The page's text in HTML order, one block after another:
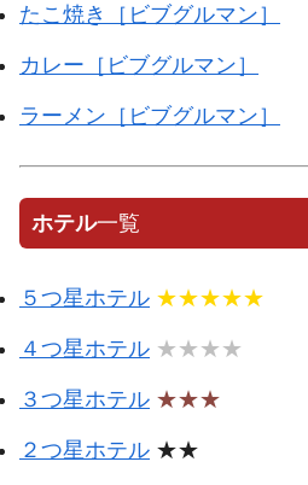
たこ焼き［ビブグルマン］
カレー［ビブグルマン］
ラーメン［ビブグルマン］
ホテル一覧
５つ星ホテル ★★★★★
４つ星ホテル ★★★★
３つ星ホテル ★★★
２つ星ホテル ★★